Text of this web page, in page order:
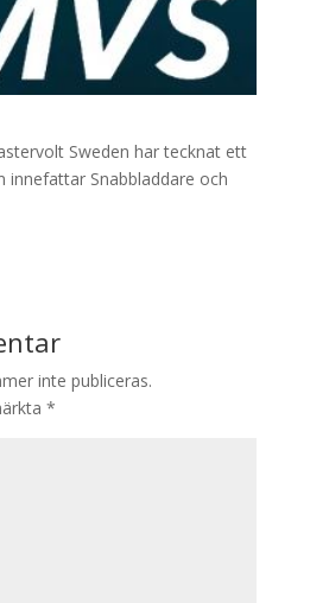
Sweden har tecknat ett
innefattar Snabbladdare och
inte publiceras.
*